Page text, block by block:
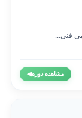
مشاهده دوره◀